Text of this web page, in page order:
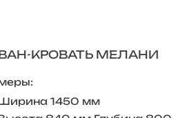
ДИВАН-КРОВАТЬ МЕЛАНИ
1450 мм